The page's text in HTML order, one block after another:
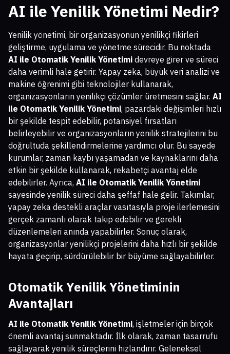
AI ile Yenilik Yönetimi Nedir?
Yenilik yönetimi, bir organizasyonun yenilikçi fikirleri
geliştirme, uygulama ve yönetme sürecidir. Bu noktada
AI ile Otomatik Yenilik Yönetimi devreye girer ve süreci
daha verimli hale getirir. Yapay zeka, büyük veri analizi ve
makine öğrenimi gibi teknolojiler kullanarak,
organizasyonların yenilikçi çözümler üretmesini sağlar. AI
ile Otomatik Yenilik Yönetimi, pazardaki değişimleri hızlı
bir şekilde tespit edebilir, potansiyel fırsatları
belirleyebilir ve organizasyonların yenilik stratejilerini bu
doğrultuda şekillendirmelerine yardımcı olur. Bu sayede
kurumlar, zaman kaybı yaşamadan ve kaynaklarını daha
etkin bir şekilde kullanarak, rekabetçi avantaj elde
edebilirler. Ayrıca, AI ile Otomatik Yenilik Yönetimi
sayesinde yenilik süreci daha şeffaf hale gelir. Takımlar,
yapay zeka destekli araçlar vasıtasıyla proje ilerlemesini
gerçek zamanlı olarak takip edebilir ve gerekli
düzenlemeleri anında yapabilirler. Sonuç olarak,
organizasyonlar yenilikçi projelerini daha hızlı bir şekilde
hayata geçirip, sürdürülebilir bir büyüme sağlayabilirler.
Otomatik Yenilik Yönetiminin
Avantajları
AI ile Otomatik Yenilik Yönetimi, işletmeler için birçok
önemli avantaj sunmaktadır. İlk olarak, zaman tasarrufu
sağlayarak yenilik süreçlerini hızlandırır. Geleneksel